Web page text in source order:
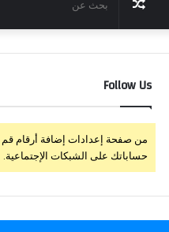
مقال
عشوائي
Follow Us
من صفحة إعدادات إضافة أرقام قم
حساباتك على الشبكات الإجتماعية.